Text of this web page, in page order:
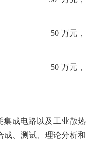
50 万元，
50 万元，
集成电路以及工业散热
成、测试、理论分析和